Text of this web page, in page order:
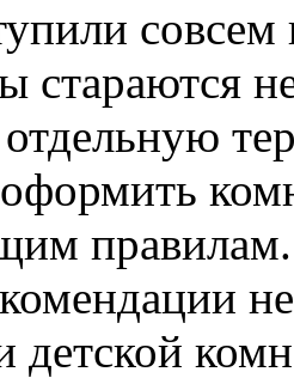
детской